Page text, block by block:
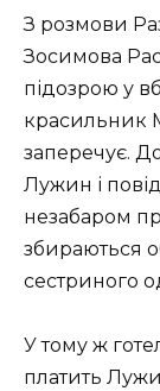
З розмови
Зосимова
підозрою у
красильник
заперечує.
Лужин і
незабаром
збираються
сестриного
У тому ж
платить